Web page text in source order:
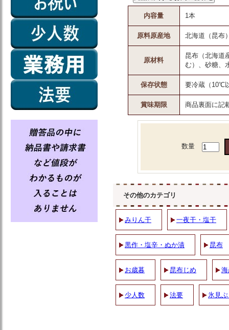
内容量 1本
原料原産地 北海道（昆布
原材料
昆布（北海道
む）、砂糖、
保存状態 要冷蔵（10℃
賞味期限 商品裏面に記
数量
その他のカテゴリ
みりん干 一夜干・塩干
黒作・塩辛・ぬか漬 昆布
お歳暮 昆布じめ
少人数 法要 氷見